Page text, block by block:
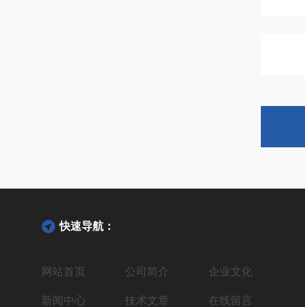
快速导航：
网站首页 公司简介 企业文化
新闻中心 技术文章 在线留言